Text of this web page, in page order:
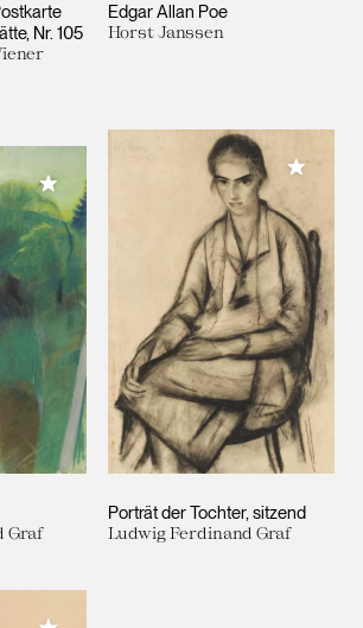
Nr. 105
Edgar Allan Poe
Horst Janssen
Graf
Meiner Sammlung hinzufügen
Porträt der Tochter, sitzend
Ludwig Ferdinand Graf
Meiner